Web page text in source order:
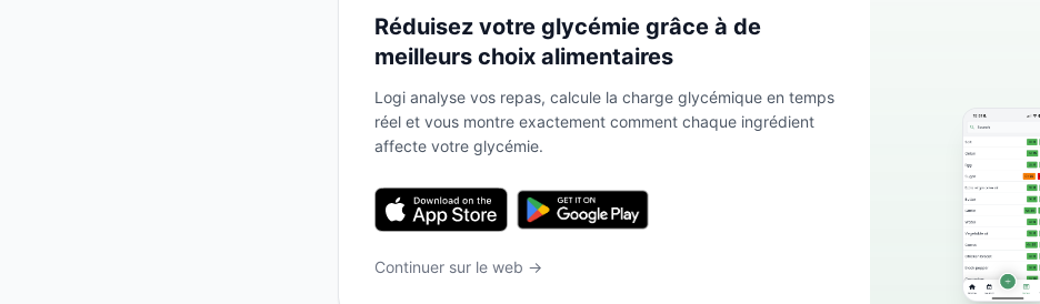
Réduisez votre glycémie grâce à de
meilleurs choix alimentaires
Logi analyse vos repas, calcule la charge glycémique en temps
réel et vous montre exactement comment chaque ingrédient
affecte votre glycémie.
Continuer sur le web →